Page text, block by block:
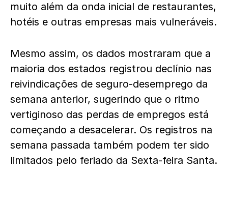
muito além da onda inicial de restaurantes,
hotéis e outras empresas mais vulneráveis.
Mesmo assim, os dados mostraram que a
maioria dos estados registrou declínio nas
reivindicações de seguro-desemprego da
semana anterior, sugerindo que o ritmo
vertiginoso das perdas de empregos está
começando a desacelerar. Os registros na
semana passada também podem ter sido
limitados pelo feriado da Sexta-feira Santa.